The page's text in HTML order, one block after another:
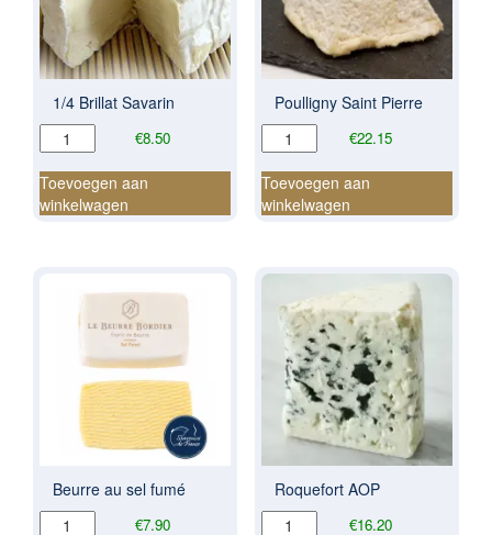
1/4 Brillat Savarin
€8.50
Brillat
Savarin
aantal
Toevoegen aan
winkelwagen
Poulligny Saint Pierre
€22.15
Poulligny
Saint
Pierre
aantal
Toevoegen aan
winkelwagen
Beurre au sel fumé
€7.90
Beurre
Roquefort AOP
€16.20
Roquefort